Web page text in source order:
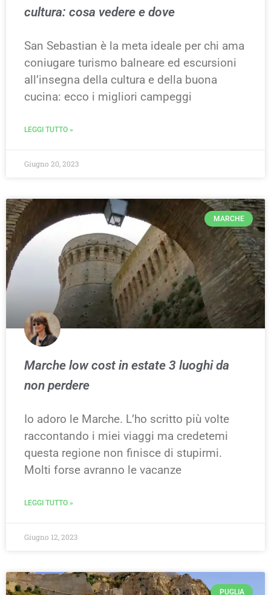
cultura: cosa vedere e dove
San Sebastian è la meta ideale per chi ama
coniugare turismo balneare ed escursioni
all’insegna della cultura e della buona
cucina: ecco i migliori campeggi
LEGGI TUTTO »
Giugno 20, 2023
MARCHE
Marche low cost in estate 3 luoghi da
non perdere
Io adoro le Marche. L’ho scritto più volte
raccontando i miei viaggi ma credetemi
questa regione non finisce di stupirmi.
Molti forse avranno le vacanze
LEGGI TUTTO »
Giugno 12, 2023
PUGLIA